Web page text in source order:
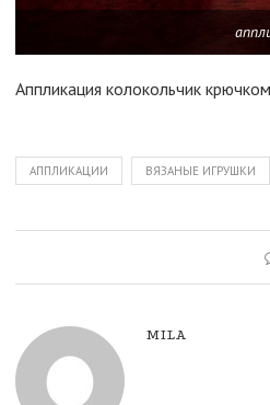
Аппликация колокольчик
АППЛИКАЦИИ ВЯЗАНЫЕ ИГРУШКИ
MILA